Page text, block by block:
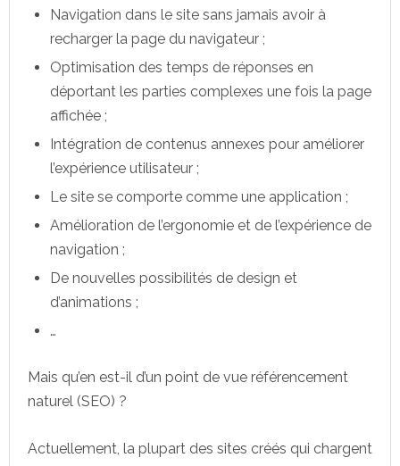
Navigation dans le site sans jamais avoir à
recharger la page du navigateur ;
Optimisation des temps de réponses en
déportant les parties complexes une fois la page
affichée ;
Intégration de contenus annexes pour améliorer
l’expérience utilisateur ;
Le site se comporte comme une application ;
Amélioration de l’ergonomie et de l’expérience de
navigation ;
De nouvelles possibilités de design et
d’animations ;
…
Mais qu’en est-il d’un point de vue référencement
naturel (SEO) ?
Actuellement, la plupart des sites créés qui chargent